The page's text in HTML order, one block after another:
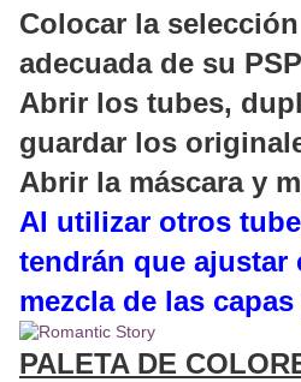
Colocar la
adecuada de su PSP
Abrir los tubes,
guardar los
Abrir la máscara y
Al utilizar otros
tendrán que ajustar
mezcla de las
PALETA DE